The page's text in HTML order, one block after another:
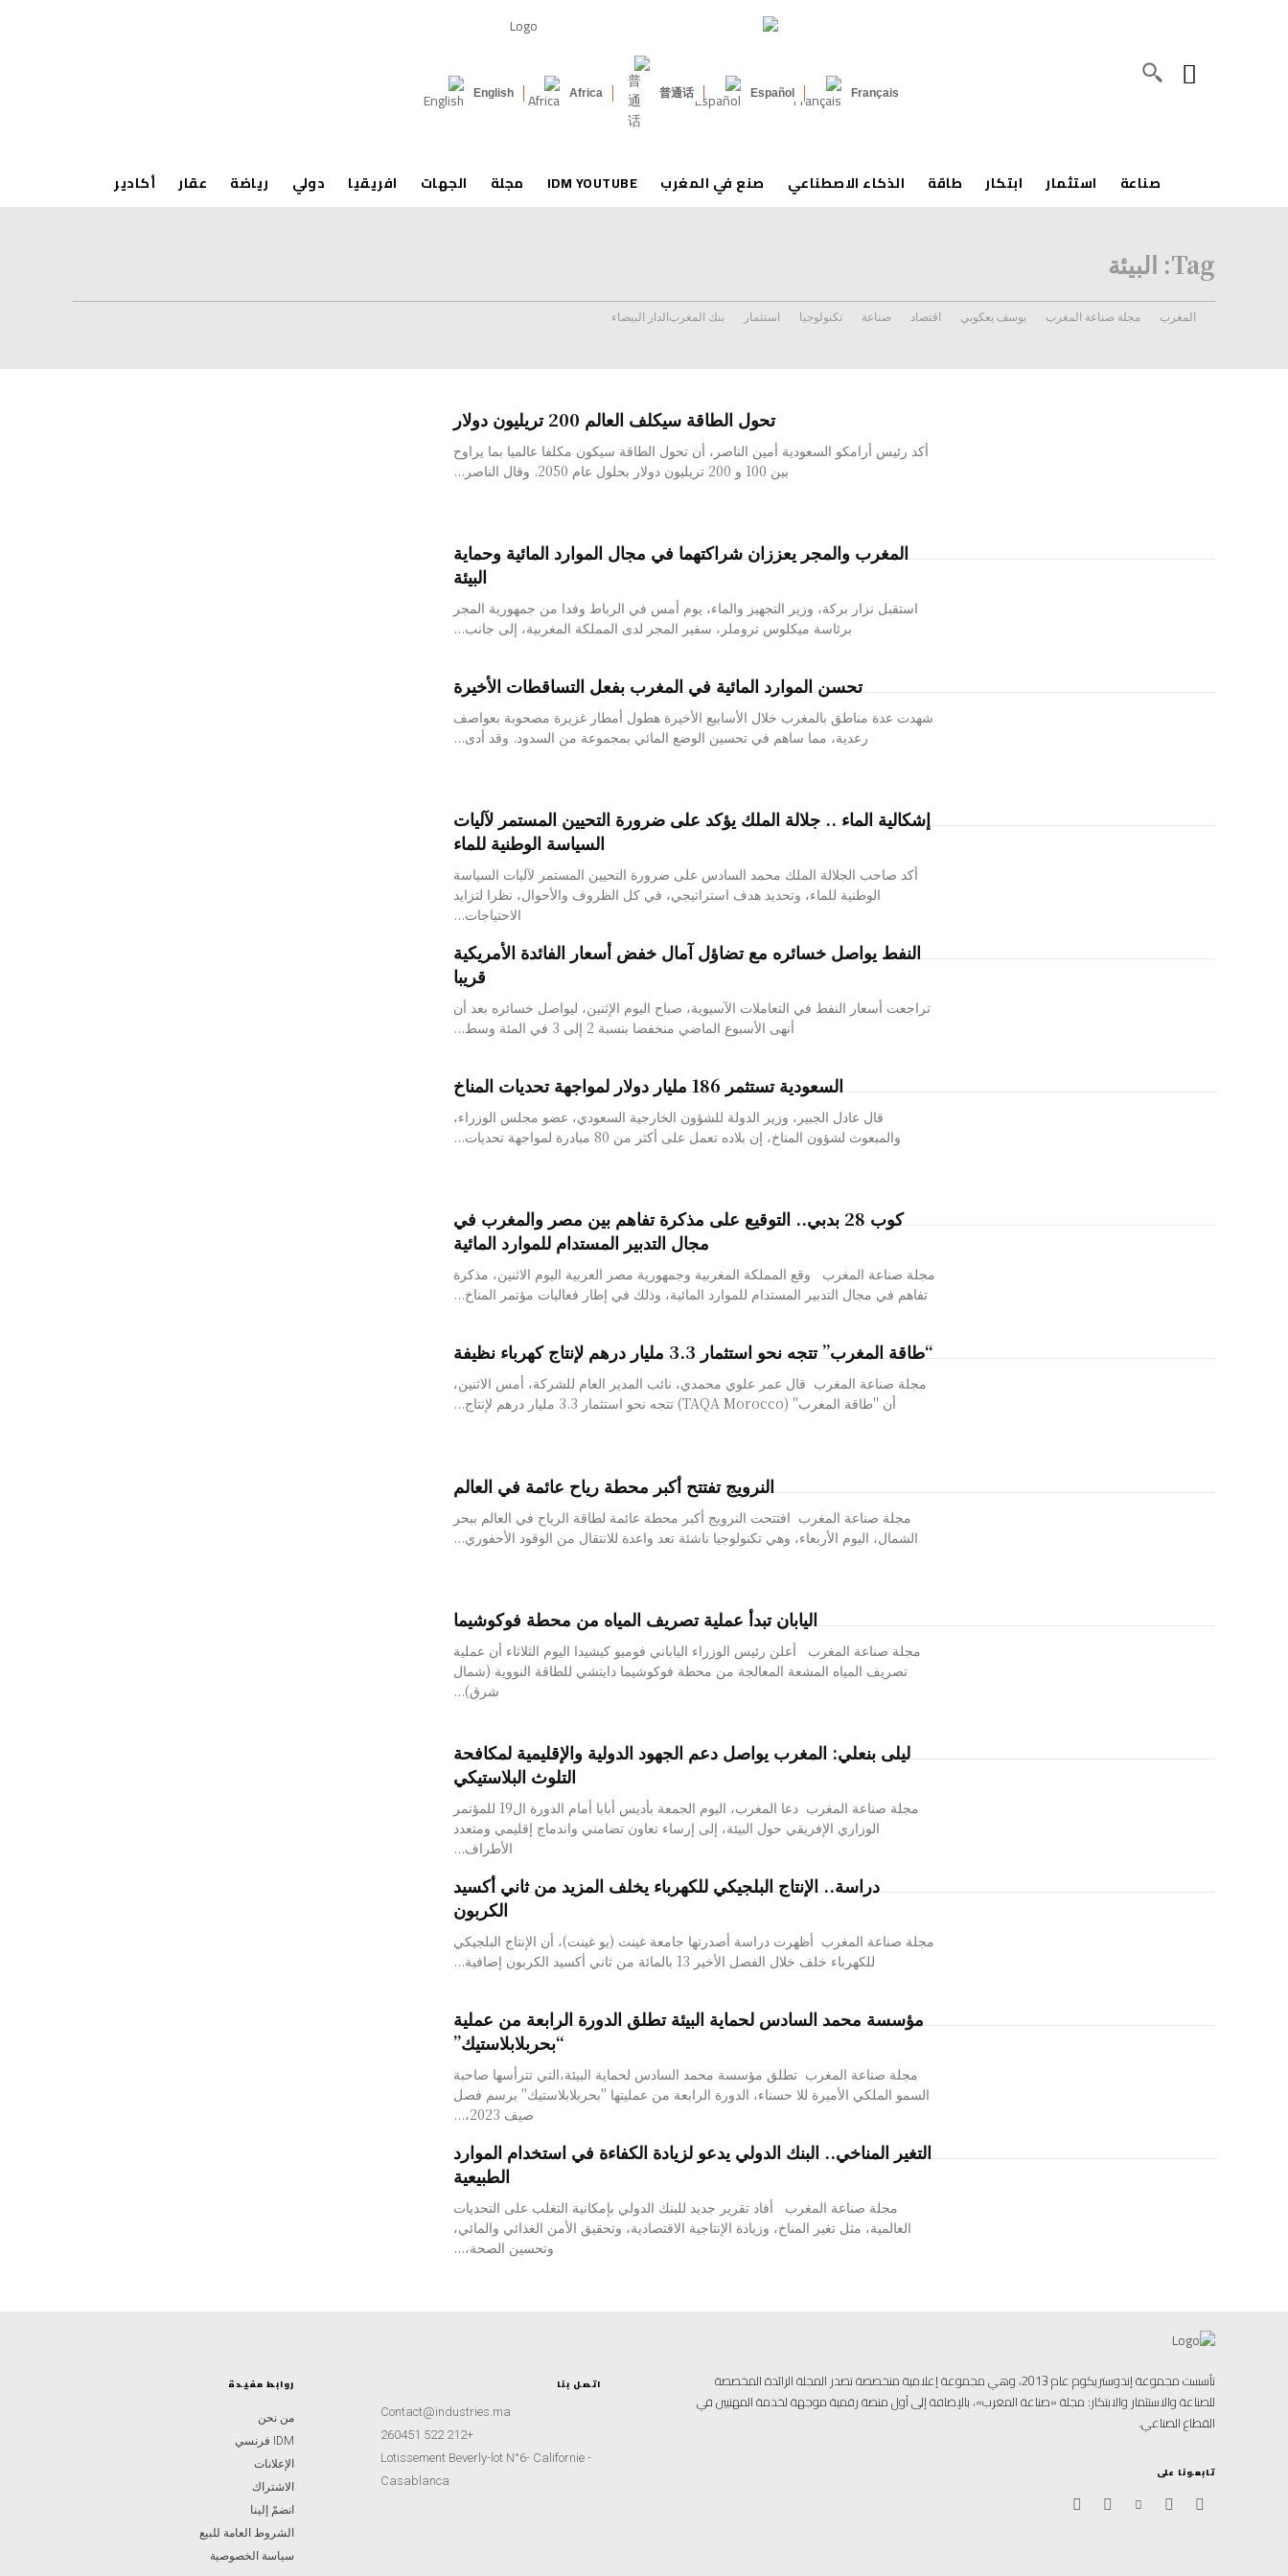
Français
Español
普通话
Africa
English
صناعة استثمار ابتكار طاقة الذكاء الاصطناعي صنع في المغرب IDM YOUTUBE مجلة الجهات افريقيا دولي رياضة عقار أكادير
Tag: البيئة
المغرب مجلة صناعة المغرب يوسف يعكوبي اقتصاد صناعة تكنولوجيا استثمار بنك المغربالدار البيضاء
تحول الطاقة سيكلف العالم 200 تريليون دولار
أكد رئيس أرامكو السعودية أمين الناصر، أن تحول الطاقة سيكون مكلفا عالميا بما يراوح
بين 100 و 200 تريليون دولار بحلول عام 2050. وقال الناصر...
المغرب والمجر يعززان شراكتهما في مجال الموارد المائية وحماية
البيئة
استقبل نزار بركة، وزير التجهيز والماء، يوم أمس في الرباط وفدا من جمهورية المجر
برئاسة ميكلوس تروملر، سفير المجر لدى المملكة المغربية، إلى جانب...
تحسن الموارد المائية في المغرب بفعل التساقطات الأخيرة
شهدت عدة مناطق بالمغرب خلال الأسابيع الأخيرة هطول أمطار غزيرة مصحوبة بعواصف
رعدية، مما ساهم في تحسين الوضع المائي بمجموعة من السدود. وقد أدى...
إشكالية الماء .. جلالة الملك يؤكد على ضرورة التحيين المستمر لآليات
السياسة الوطنية للماء
أكد صاحب الجلالة الملك محمد السادس على ضرورة التحيين المستمر لآليات السياسة
الوطنية للماء، وتحديد هدف استراتيجي، في كل الظروف والأحوال، نظرا لتزايد
الاحتياجات...
النفط يواصل خسائره مع تضاؤل آمال خفض أسعار الفائدة الأمريكية
قريبا
تراجعت أسعار النفط في التعاملات الآسيوية، صباح اليوم الإثنين، ليواصل خسائره بعد أن
أنهى الأسبوع الماضي منخفضا بنسبة 2 إلى 3 في المئة وسط...
السعودية تستثمر 186 مليار دولار لمواجهة تحديات المناخ
قال عادل الجبير، وزير الدولة للشؤون الخارجية السعودي، عضو مجلس الوزراء،
والمبعوث لشؤون المناخ، إن بلاده تعمل على أكثر من 80 مبادرة لمواجهة تحديات...
كوب 28 بدبي.. التوقيع على مذكرة تفاهم بين مصر والمغرب في
مجال التدبير المستدام للموارد المائية
مجلة صناعة المغرب وقع المملكة المغربية وجمهورية مصر العربية اليوم الاثنين، مذكرة
تفاهم في مجال التدبير المستدام للموارد المائية، وذلك في إطار فعاليات مؤتمر المناخ...
“طاقة المغرب” تتجه نحو استثمار 3.3 مليار درهم لإنتاج كهرباء نظيفة
مجلة صناعة المغرب قال عمر علوي محمدي، نائب المدير العام للشركة، أمس الاثنين،
أن "طاقة المغرب" (TAQA Morocco) تتجه نحو استثمار 3.3 مليار درهم لإنتاج...
النرويج تفتتح أكبر محطة رياح عائمة في العالم
مجلة صناعة المغرب افتتحت النرويج أكبر محطة عائمة لطاقة الرياح في العالم ببحر
الشمال، اليوم الأربعاء، وهي تكنولوجيا ناشئة تعد واعدة للانتقال من الوقود الأحفوري...
اليابان تبدأ عملية تصريف المياه من محطة فوكوشيما
مجلة صناعة المغرب أعلن رئيس الوزراء الياباني فوميو كيشيدا اليوم الثلاثاء أن عملية
تصريف المياه المشعة المعالجة من محطة فوكوشيما دايتشي للطاقة النووية (شمال
شرق)...
ليلى بنعلي: المغرب يواصل دعم الجهود الدولية والإقليمية لمكافحة
التلوث البلاستيكي
مجلة صناعة المغرب دعا المغرب، اليوم الجمعة بأديس أبابا أمام الدورة ال19 للمؤتمر
الوزاري الإفريقي حول البيئة، إلى إرساء تعاون تضامني واندماج إقليمي ومتعدد
الأطراف...
دراسة.. الإنتاج البلجيكي للكهرباء يخلف المزيد من ثاني أكسيد
الكربون
مجلة صناعة المغرب أظهرت دراسة أصدرتها جامعة غينت (يو غينت)، أن الإنتاج البلجيكي
للكهرباء خلف خلال الفصل الأخير 13 بالمائة من ثاني أكسيد الكربون إضافية...
مؤسسة محمد السادس لحماية البيئة تطلق الدورة الرابعة من عملية
“بحربلابلاستيك”
مجلة صناعة المغرب تطلق مؤسسة محمد السادس لحماية البيئة،التي تترأسها صاحبة
السمو الملكي الأميرة للا حسناء، الدورة الرابعة من عمليتها "بحربلابلاستيك" برسم فصل
صيف 2023،...
التغير المناخي.. البنك الدولي يدعو لزيادة الكفاءة في استخدام الموارد
الطبيعية
مجلة صناعة المغرب أفاد تقرير جديد للبنك الدولي بإمكانية التغلب على التحديات
العالمية، مثل تغير المناخ، وزيادة الإنتاجية الاقتصادية، وتحقيق الأمن الغذائي والمائي،
وتحسين الصحة،...
روابط مفيدة
من نحن
IDM فرنسي
الإعلانات
الاشتراك
انضمّ إلينا
الشروط العامة للبيع
سياسة الخصوصية
اتصل بنا
Contact@industries.ma
+212 522 260451
Lotissement Beverly-lot N°6- Californie -
Casablanca
تأسست مجموعة إندوستريكوم عام 2013، وهي مجموعة إعلامية متخصصة تصدر المجلة الرائدة المخصصة
للصناعة والاستثمار والابتكار: مجلة «صناعة المغرب»، بالإضافة إلى أول منصة رقمية موجهة لخدمة المهنيين في
القطاع الصناعي.
تابعونا على